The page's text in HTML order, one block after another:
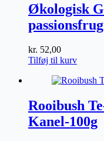
Økologisk
kr. 52,00
Tilføj til kurv
Rooibush
Kanel-100g